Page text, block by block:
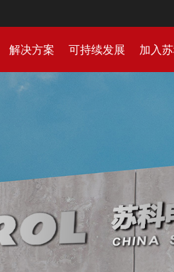
解决方案 可持续发展 加入